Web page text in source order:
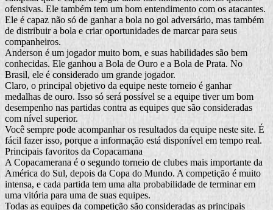
ofensivas. Ele também tem um bom entendimento com os atacantes.
Ele é capaz não só de ganhar a bola no gol adversário, mas também
de distribuir a bola e criar oportunidades de marcar para seus
companheiros.
Anderson é um jogador muito bom, e suas habilidades são bem
conhecidas. Ele ganhou a Bola de Ouro e a Bola de Prata. No
Brasil, ele é considerado um grande jogador.
Claro, o principal objetivo da equipe neste torneio é ganhar
medalhas de ouro. Isso só será possível se a equipe tiver um bom
desempenho nas partidas contra as equipes que são consideradas
com nível superior.
Você sempre pode acompanhar os resultados da equipe neste site. É
fácil fazer isso, porque a informação está disponível em tempo real.
Principais favoritos da Copacamana
A Copacamerana é o segundo torneio de clubes mais importante da
América do Sul, depois da Copa do Mundo. A competição é muito
intensa, e cada partida tem uma alta probabilidade de terminar em
uma vitória para uma de suas equipes.
Todas as equipes da competição são consideradas as principais